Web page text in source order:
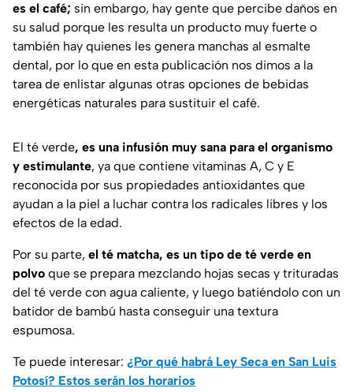
es el café; sin embargo, hay gente que percibe daños en
su salud porque les resulta un producto muy fuerte o
también hay quienes les genera manchas al esmalte
dental, por lo que en esta publicación nos dimos a la
tarea de enlistar algunas otras opciones de bebidas
energéticas naturales para sustituir el café.
El té verde, es una infusión muy sana para el organismo
y estimulante, ya que contiene vitaminas A, C y E
reconocida por sus propiedades antioxidantes que
ayudan a la piel a luchar contra los radicales libres y los
efectos de la edad.
Por su parte, el té matcha, es un tipo de té verde en
polvo que se prepara mezclando hojas secas y trituradas
del té verde con agua caliente, y luego batiéndolo con un
batidor de bambú hasta conseguir una textura
espumosa.
Te puede interesar: ¿Por qué habrá Ley Seca en San Luis
Potosí? Estos serán los horarios